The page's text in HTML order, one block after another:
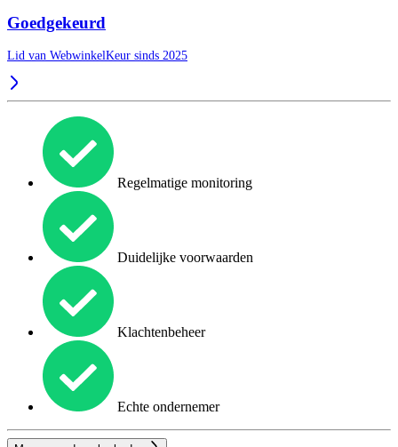
Goedgekeurd
Lid van WebwinkelKeur sinds 2025
Regelmatige monitoring
Duidelijke voorwaarden
Klachtenbeheer
Echte ondernemer